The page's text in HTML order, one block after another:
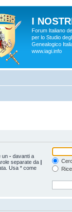
I
Forum Italiano
per lo Studio
Genealogico
www.iagi.info
un - davanti a
separate da |
Usa * come